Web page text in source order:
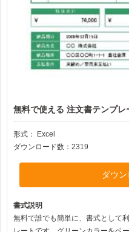
無料で使える 注文書テンプレ
形式：
Excel
ダウンロード数：2319
ダウ
書式説明
無料で誰でも簡単に、書式として